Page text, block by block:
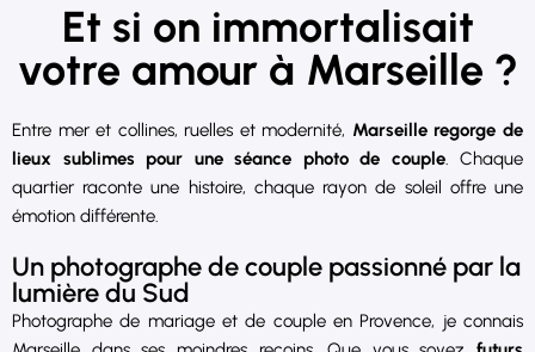
Et si on immortalisait
votre amour à Marseille ?
Entre mer et collines, ruelles et modernité, Marseille regorge de
lieux sublimes pour une séance photo de couple. Chaque
quartier raconte une histoire, chaque rayon de soleil offre une
émotion différente.
Un photographe de couple passionné par la
lumière du Sud
Photographe de mariage et de couple en Provence, je connais